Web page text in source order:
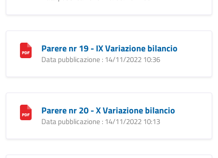
Parere nr 19 - IX Variazione bilancio
Data pubblicazione : 14/11/2022 10:36
Parere nr 20 - X Variazione bilancio
Data pubblicazione : 14/11/2022 10:13